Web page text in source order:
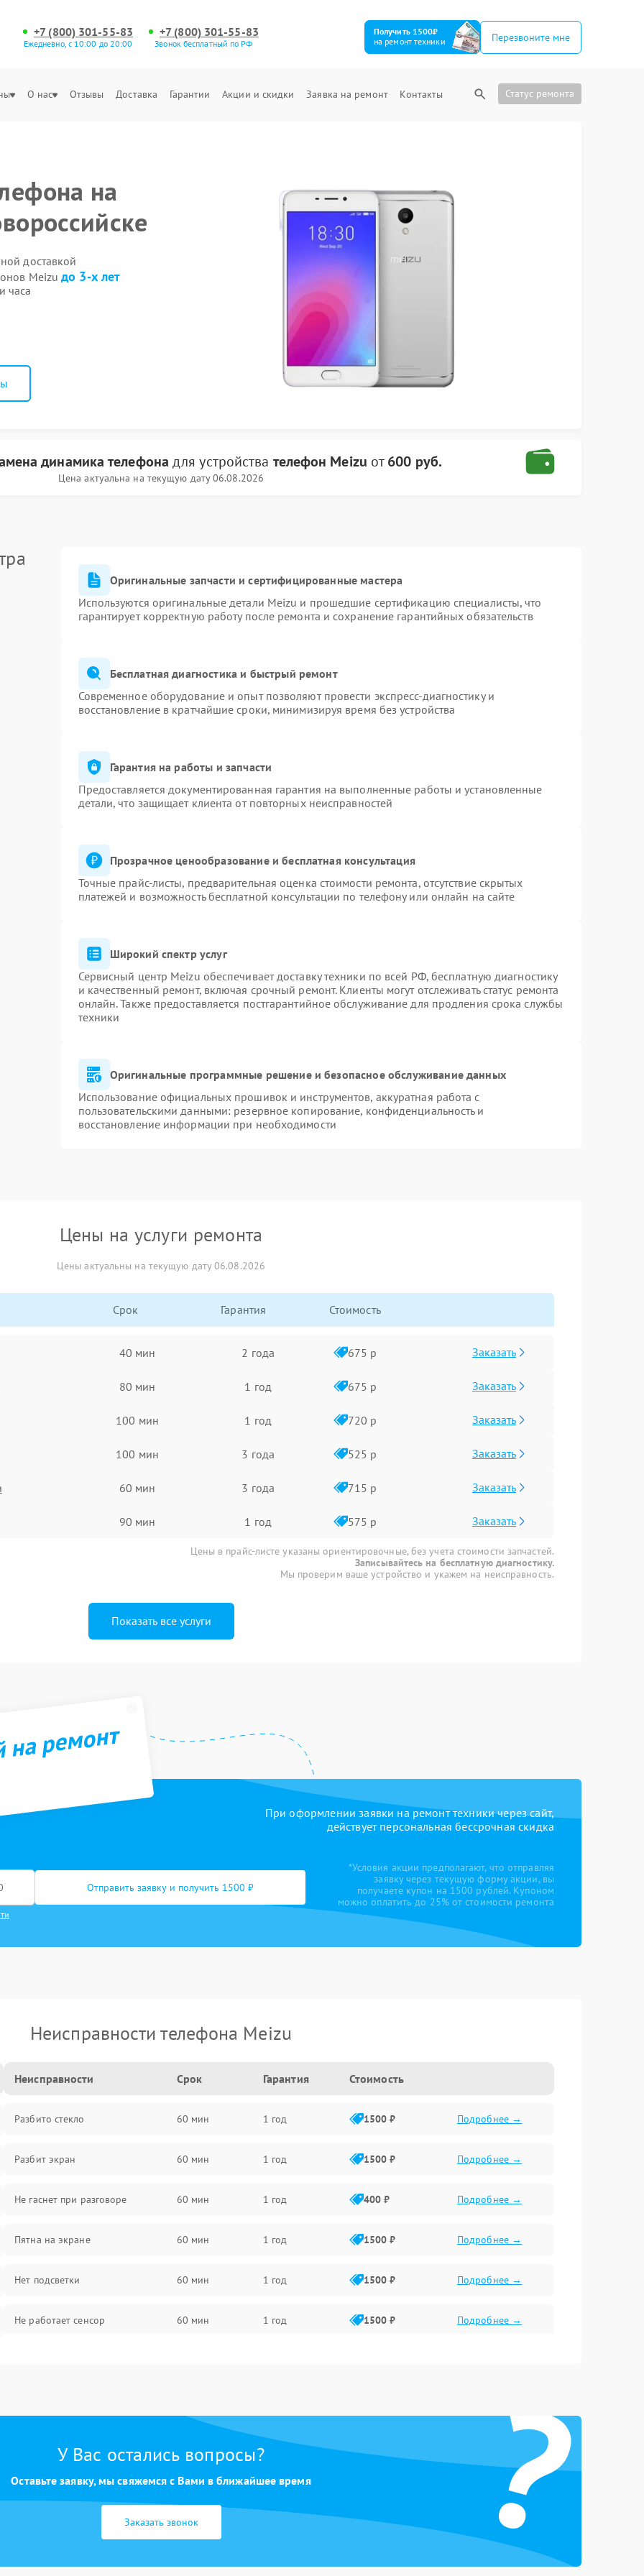
+7 (800) 301-55-83
Ежедневно, с 10:00 до 20:00
+7 (800) 301-55-83
Звонок бесплатный по РФ
Получить 1500₽
на ремонт техники
Перезвоните мне
О нас Отзывы Доставка Гарантии Акции и скидки Заявка на ремонт Контакты Статус ремонта
на
доставкой
Meizuдо 3-х лет
часа
динамика телефона для устройства телефон Meizu от600 руб.
Цена актуальна на текущую дату 06.08.2026
Оригинальные запчасти и сертифицированные мастера
Используются оригинальные детали Meizu и прошедшие сертификацию специалисты, что
гарантирует корректную работу после ремонта и сохранение гарантийных обязательств
Бесплатная диагностика и быстрый ремонт
Современное оборудование и опыт позволяют провести экспресс-диагностику и
восстановление в кратчайшие сроки, минимизируя время без устройства
Гарантия на работы и запчасти
Предоставляется документированная гарантия на выполненные работы и установленные
детали, что защищает клиента от повторных неисправностей
Прозрачное ценообразование и бесплатная консультация
Точные прайс-листы, предварительная оценка стоимости ремонта, отсутствие скрытых
платежей и возможность бесплатной консультации по телефону или онлайн на сайте
Широкий спектр услуг
Сервисный центр Meizu обеспечивает доставку техники по всей РФ, бесплатную диагностику
и качественный ремонт, включая срочный ремонт. Клиенты могут отслеживать статус ремонта
онлайн. Также предоставляется постгарантийное обслуживание для продления срока службы
техники
Оригинальные программные решение и безопасное обслуживание данных
Использование официальных прошивок и инструментов, аккуратная работа с
пользовательскими данными: резервное копирование, конфиденциальность и
восстановление информации при необходимости
Цены на услуги ремонта
Цены актуальны на текущую дату 06.08.2026
Срок Гарантия Стоимость
40 мин 2 года 675 р Заказать
80 мин 1 год 675 р Заказать
100 мин 1 год 720 р Заказать
100 мин 3 года 525 р Заказать
60 мин 3 года 715 р Заказать
90 мин 1 год 575 р Заказать
Цены в прайс-листе указаны ориентировочные, без учета стоимости запчастей.
Записывайтесь на бесплатную диагностику.
Мы проверим ваше устройство и укажем на неисправность.
Показать все услуги
ремонт
При оформлении заявки на ремонт техники через сайт,
действует персональная бессрочная скидка
Отправить заявку и получить 1500 ₽
*Условия акции предполагают, что отправляя
заявку через текущую форму акции, вы
получаете купон на 1500 рублей. Купоном
можно оплатить до 25% от стоимости ремонта
Неисправности телефона Meizu
Неисправности Срок Гарантия Стоимость
Разбито стекло 60 мин 1 год 1500 ₽ Подробнее →
Разбит экран 60 мин 1 год 1500 ₽ Подробнее →
Не гаснет при разговоре 60 мин 1 год 400 ₽ Подробнее →
Пятна на экране 60 мин 1 год 1500 ₽ Подробнее →
Нет подсветки 60 мин 1 год 1500 ₽ Подробнее →
Не работает сенсор 60 мин 1 год 1500 ₽ Подробнее →
1 год ?
У Вас остались вопросы?
Оставьте заявку, мы свяжемся с Вами в ближайшее время
Заказать звонок